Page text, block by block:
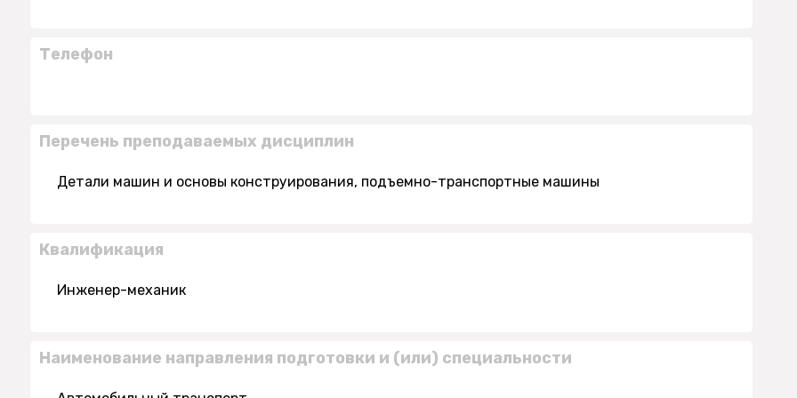
Телефон
Перечень преподаваемых дисциплин
Детали машин и основы конструирования, подъемно-транспортные машины
Квалификация
Инженер-механик
Наименование направления подготовки и (или) специальности